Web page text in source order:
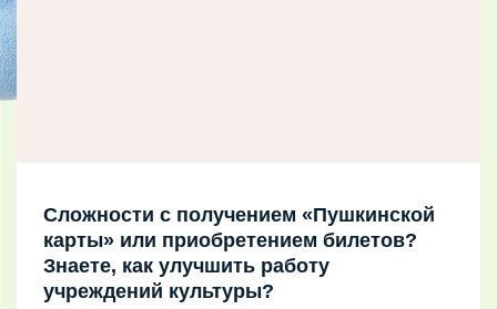
Сложности с получением «Пушкинской
карты» или приобретением билетов?
Знаете, как улучшить работу
учреждений культуры?